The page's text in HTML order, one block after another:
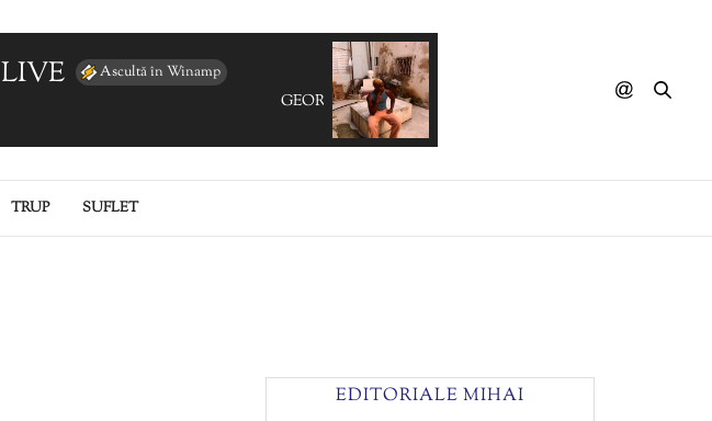
LIVE Ascultă în Winamp
GEORGE BENSON - What's On Your Mind (The
TRUP SUFLET
EDITORIALE MIHAI